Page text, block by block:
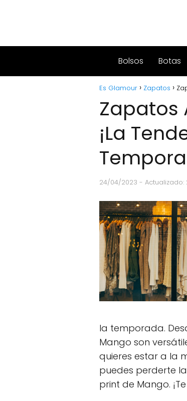
Bolsos Botas
Es Glamour Zapatos
Zapatos
¡La
24/04/2023 - Actualizado:
la temporada.
Mango son
quieres estar a la
puedes perderte
print de Mango.